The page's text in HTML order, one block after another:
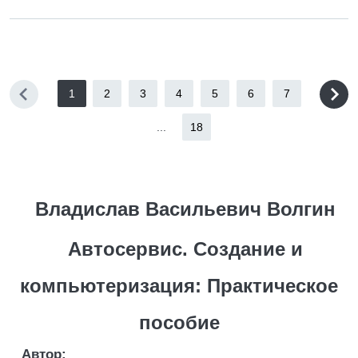
1 2 3 4 5 6 7
18
Владислав Васильевич Волгин
Автосервис. Создание и
компьютеризация: Практическое
пособие
Автор: